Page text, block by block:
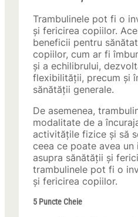
Trambulinele pot fi o
și fericirea copiilor.
beneficii pentru
copiilor, cum ar fi
și a echilibrului,
flexibilității, precum și
sănătății generale.
De asemenea,
modalitate de a
activitățile fizice și să
ceea ce poate avea
asupra sănătății și
trambulinele pot fi o
și fericirea copiilor.
5 Puncte Cheie